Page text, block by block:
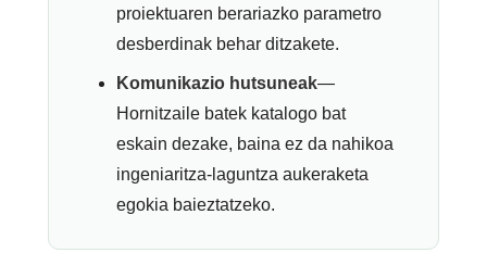
proiektuaren berariazko parametro
desberdinak behar ditzakete.
Komunikazio hutsuneak—
Hornitzaile batek katalogo bat
eskain dezake, baina ez da nahikoa
ingeniaritza-laguntza aukeraketa
egokia baieztatzeko.